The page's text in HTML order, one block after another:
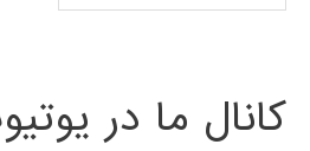
کانال ما در